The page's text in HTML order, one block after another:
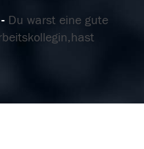
Du warst eine gute